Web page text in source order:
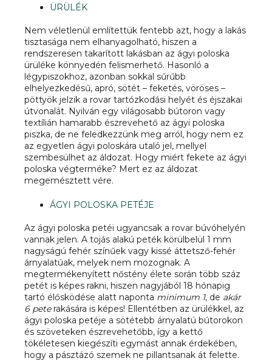
ÜRÜLÉK
Nem véletlenül említettük fentebb azt, hogy a lakás
tisztasága nem elhanyagolható, hiszen a
rendszeresen takarított lakásban az ágyi poloska
ürüléke könnyedén felismerhető. Hasonló a
légypiszokhoz, azonban sokkal sűrűbb
elhelyezkedésű, apró, sötét – feketés, vöröses –
pöttyök jelzik a rovar tartózkodási helyét és éjszakai
útvonalát. Nyilván egy világosabb bútoron vagy
textílián hamarabb észrevehető az ágyi poloska
piszka, de ne feledkezzünk meg arról, hogy nem ez
az egyetlen ágyi poloskára utaló jel, mellyel
szembesülhet az áldozat. Hogy miért fekete az ágyi
poloska végterméke? Mert ez az áldozat
megemésztett vére.
ÁGYI POLOSKA PETÉJE
Az ágyi poloska petéi ugyancsak a rovar búvóhelyén
vannak jelen. A tojás alakú peték körülbelül 1 mm
nagyságú fehér színűek vagy kissé áttetsző-fehér
árnyalatúak, melyek nem mozognak. A
megtermékenyített nőstény élete során több száz
petét is képes rakni, hiszen nagyjából 18 hónapig
tartó élősködése alatt naponta minimum 1, de akár
6 peterakására is képes! Ellentétben az ürülékkel, az
ágyi poloska petéje a sötétebb árnyalatú bútorokon
és szöveteken észrevehetőbb, így a kettő
tökéletesen kiegészíti egymást annak érdekében,
hogy a pásztázó szemek ne pillantsanak át felette.